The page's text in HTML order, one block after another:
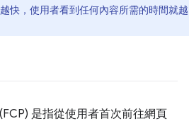
快，使用者看到任何內容所需的時間就越
是指從使用者首次前往網頁